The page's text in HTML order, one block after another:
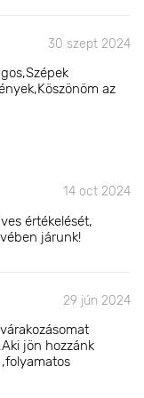
30 szept 2024
az
14 oct 2024
értékelését,
járunk!
29 jún 2024
jön hozzánk